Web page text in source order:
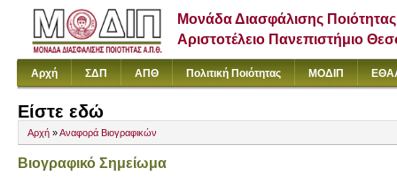
Μονάδα Διασφάλισης Ποιότητας
Αριστοτέλειο Πανεπιστήμιο
Αρχή ΣΔΠ ΑΠΘ Πολιτική Ποιότητας ΜΟΔΙΠ
Είστε εδώ
Αρχή »Αναφορά Βιογραφικών
Βιογραφικό Σημείωμα